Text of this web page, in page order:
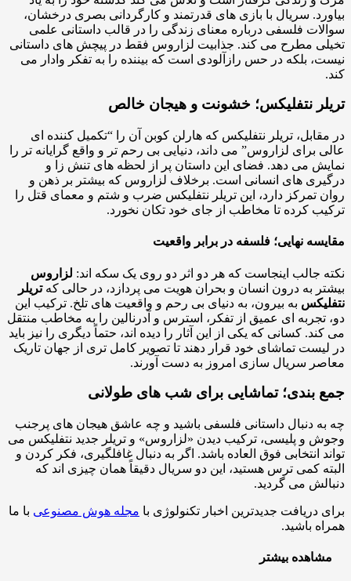
سریال با بازی های قدرتمند و کارگردانی بصری درخشان،
فلسفی درباره معنای زندگی را در قالب داستانی علمی
مطرح می کند. جذابیت لزاروس فقط در پیچش های داستانی
بلکه در حس رازآلودی است که بیننده را به تفکر وادار می
نتفلیکس؛ خشونت و هیجان خالص
تریلر نتفلیکس که هارلن کوبن آن را “تکمیل کننده ای
برای لزاروس” می داند، دنیایی بی رحم تر و واقع گرایانه تر را
می دهد. فضای این داستان پر از لحظه های تنش زا و
های انسانی است. برخلاف لزاروس که بیشتر بر ذهن و
تمرکز دارد، این تریلر نتفلیکس ضرب و شتم و معمای قتل را
کرده تا مخاطب از جای خود تکان نخورد.
نهایی؛ فلسفه در برابر واقعیت
جالب اینجاست که هر دو اثر دو روی یک سکه اند:لزاروس
به درون انسان و بحران هویت می پردازد، در حالی که تریلر
به بیرون، به دنیای بی رحم و واقعیت های تلخ. ترکیب این
تجربه ای عمیق از تفکر، استرس و آدرنالین را به مخاطب منتقل
کسانی که یکی از این آثار را دیده اند، حتماً دیگری را نیز باید
تماشای خود قرار دهند تا تصویر کامل تری از جهان تاریک
سریال سازی امروز به دست آورند.
بندی؛ تماشایی برای شب های طولانی
دنبال داستانی فلسفی باشید و چه عاشق هیجان های پرجنب
و پلیسی، ترکیب دیدن «لزاروس» و تریلر جدید نتفلیکس می
انتخابی فوق العاده باشد. اگر به دنبال غافلگیری، فکر کردن و
کمی ترس هستید، این دو سریال دقیقاً همان چیزی اند که
می گردید.
دریافت جدیدترین اخبار تکنولوژی با مجله هوش مصنوعیبا ما
باشید.
بیشتر